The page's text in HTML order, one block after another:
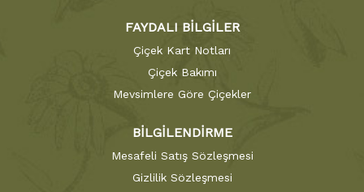
FAYDALI BİLGİLER
Çiçek Kart Notları
Çiçek Bakımı
Mevsimlere Göre Çiçekler
BİLGİLENDİRME
Mesafeli Satış Sözleşmesi
Gizlilik Sözleşmesi